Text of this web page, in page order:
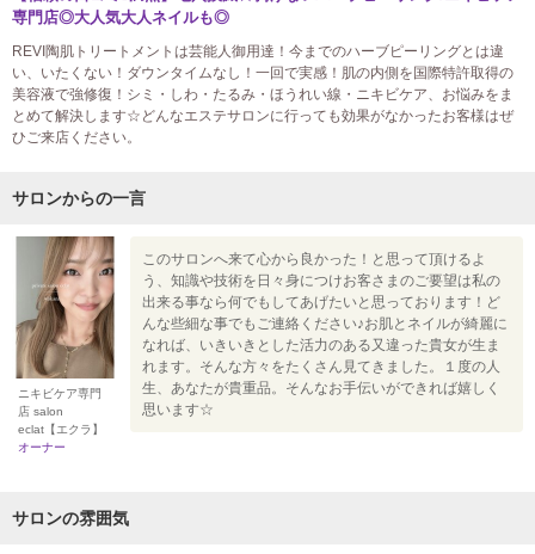
専門店◎大人気大人ネイルも◎
REVI陶肌トリートメントは芸能人御用達！今までのハーブピーリングとは違
い、いたくない！ダウンタイムなし！一回で実感！肌の内側を国際特許取得の
美容液で強修復！シミ・しわ・たるみ・ほうれい線・ニキビケア、お悩みをま
とめて解決します☆どんなエステサロンに行っても効果がなかったお客様はぜ
ひご来店ください。
サロンからの一言
ニキビケア専門
店 salon
eclat【エクラ】
オーナー
このサロンへ来て心から良かった！と思って頂けるよ
う、知識や技術を日々身につけお客さまのご要望は私の
出来る事なら何でもしてあげたいと思っております！ど
んな些細な事でもご連絡ください♪お肌とネイルが綺麗に
なれば、いきいきとした活力のある又違った貴女が生ま
れます。そんな方々をたくさん見てきました。１度の人
生、あなたが貴重品。そんなお手伝いができれば嬉しく
思います☆
サロンの雰囲気